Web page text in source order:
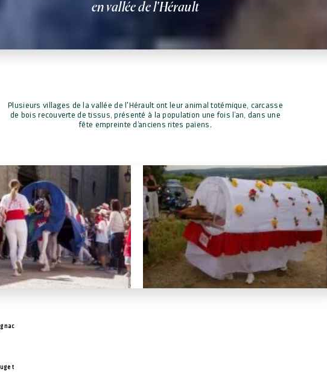
en vallée de l'Hérault
Plusieurs villages de la vallée de l'Hérault ont leur animal totémique, carcasse
de bois recouverte de tissus, présenté à la population une fois l’an, dans une
fête empreinte d’anciens rites païens.